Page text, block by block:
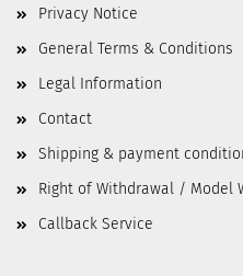
Privacy Notice
General Terms & Conditions
Legal Information
Contact
Shipping & payment
Right of Withdrawal / Model
Callback Service